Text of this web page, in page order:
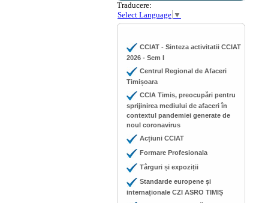
Traducere:
Select Language ▼
CCIAT - Sinteza activitatii CCIAT
2026 - Sem I
Centrul Regional de Afaceri
Timișoara
CCIA Timis, preocupări pentru
sprijinirea mediului de afaceri în
contextul pandemiei generate de
noul coronavirus
Acțiuni CCIAT
Formare Profesionala
Târguri și expoziții
Standarde europene și
internaționale CZI ASRO TIMIȘ